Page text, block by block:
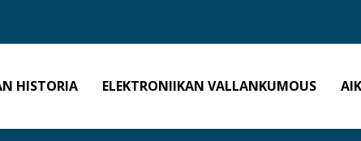
HISTORIA ELEKTRONIIKAN VALLANKUMOUS